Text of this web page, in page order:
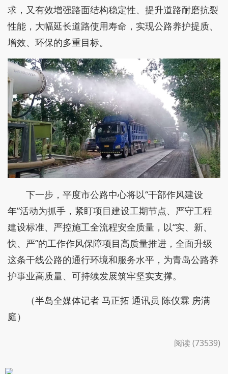
求，又有效增强路面结构稳定性、提升道路耐磨抗裂
性能，大幅延长道路使用寿命，实现公路养护提质、
增效、环保的多重目标。
下一步，平度市公路中心将以“干部作风建设
年”活动为抓手，紧盯项目建设工期节点、严守工程
建设标准、严控施工全流程安全质量，以“实、新、
快、严”的工作作风保障项目高质量推进，全面升级
这条干线公路的通行环境和服务水平，为青岛公路养
护事业高质量、可持续发展筑牢坚实支撑。
（半岛全媒体记者 马正拓 通讯员 陈仪霖 房满
庭）
阅读 (73539)